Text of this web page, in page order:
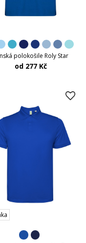
polokošile Roly Star
od 277 Kč